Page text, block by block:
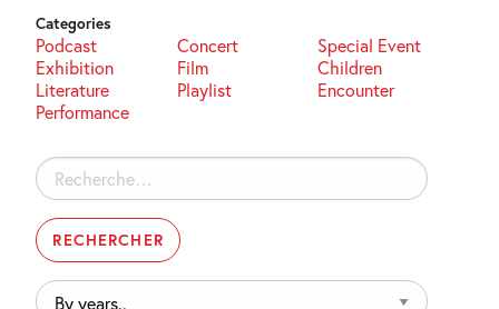
Categories
Podcast Concert
Special Event
Exhibition
Film
Children
Literature
Playlist
Encounter
Performance
Rechercher :
By